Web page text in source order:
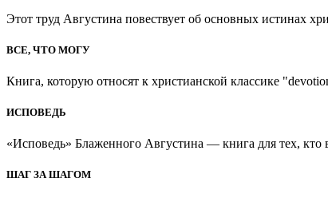
Этот труд Августина повествует об основных истинах
ВСЕ, ЧТО МОГУ
Книга, которую относят к христианской классике
ИСПОВЕДЬ
«Исповедь» Блаженного Августина — книга для тех,
ШАГ ЗА ШАГОМ